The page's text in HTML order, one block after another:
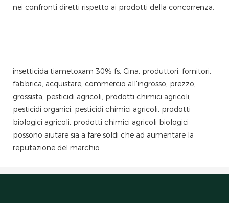
nei confronti diretti rispetto ai prodotti della concorrenza.
insetticida tiametoxam 30% fs, Cina, produttori, fornitori,
fabbrica, acquistare, commercio all'ingrosso, prezzo,
grossista, pesticidi agricoli, prodotti chimici agricoli,
pesticidi organici, pesticidi chimici agricoli, prodotti
biologici agricoli, prodotti chimici agricoli biologici
possono aiutare sia a fare soldi che ad aumentare la
reputazione del marchio .